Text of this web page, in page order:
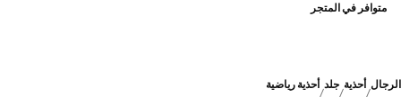
متوافر في المتجر
الرجال أحذية جلد أحذية رياضية